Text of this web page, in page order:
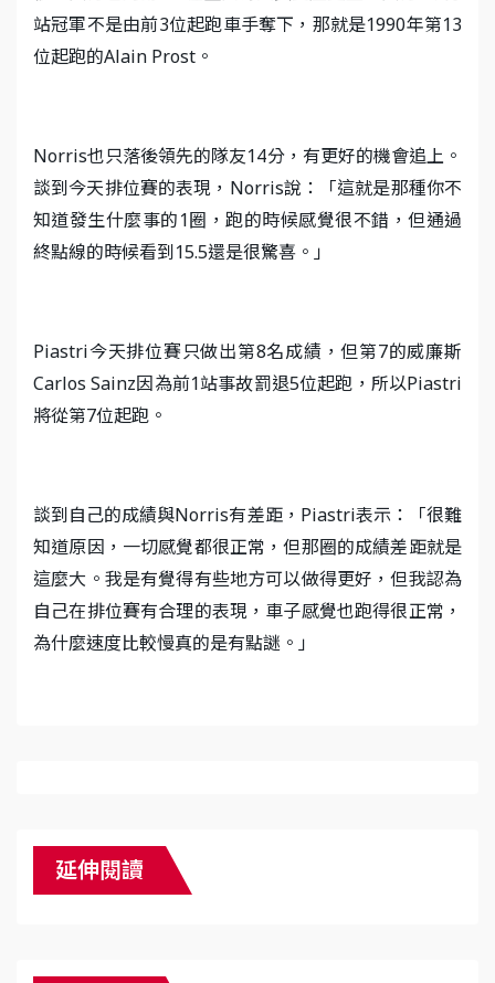
站冠軍不是由前3位起跑車手奪下，那就是1990年第13
位起跑的Alain Prost。
Norris也只落後領先的隊友14分，有更好的機會追上。
談到今天排位賽的表現，Norris說：「這就是那種你不
知道發生什麼事的1圈，跑的時候感覺很不錯，但通過
終點線的時候看到15.5還是很驚喜。」
Piastri今天排位賽只做出第8名成績，但第7的威廉斯
Carlos Sainz因為前1站事故罰退5位起跑，所以Piastri
將從第7位起跑。
談到自己的成績與Norris有差距，Piastri表示：「很難
知道原因，一切感覺都很正常，但那圈的成績差距就是
這麼大。我是有覺得有些地方可以做得更好，但我認為
自己在排位賽有合理的表現，車子感覺也跑得很正常，
為什麼速度比較慢真的是有點謎。」
延伸閱讀